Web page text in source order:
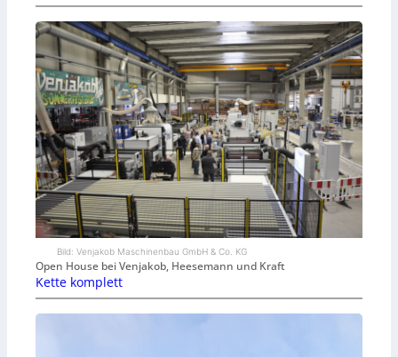
Bild: Venjakob Maschinenbau GmbH & Co. KG
Open House bei Venjakob, Heesemann und Kraft
Kette komplett